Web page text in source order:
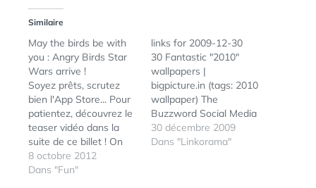
Similaire
May the birds be with
you : Angry Birds Star
Wars arrive !
Soyez prêts, scrutez
bien l'App Store... Pour
patientez, découvrez le
teaser vidéo dans la
suite de ce billet ! On
November 8, the Angry
Birds and Star Wars
8 octobre 2012
Dans "Fun"
links for 2009-12-30
30 Fantastic "2010"
wallpapers |
bigpicture.in (tags: 2010
wallpaper) The
Buzzword Social Media
Is DOA In 2010 (tags:
2010) 10 trends in
30 décembre 2009
Dans "Linkorama"